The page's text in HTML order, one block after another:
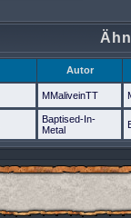
Autor
MMaliveinTT
Baptised-In-
Metal